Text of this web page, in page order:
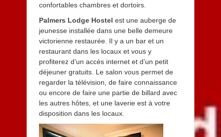
confortables chambres et dortoirs.
Palmers Lodge Hostel est une auberge de
jeunesse installée dans une belle demeure
victorienne restaurée. Il y a un bar et un
restaurant dans les locaux et vous y
profiterez d’un accès internet et d’un petit
déjeuner gratuits. Le salon vous permet de
regarder la télévision, de faire connaissance
ou encore de faire une partie de billard avec
les autres hôtes, et une laverie est à votre
disposition dans les locaux.